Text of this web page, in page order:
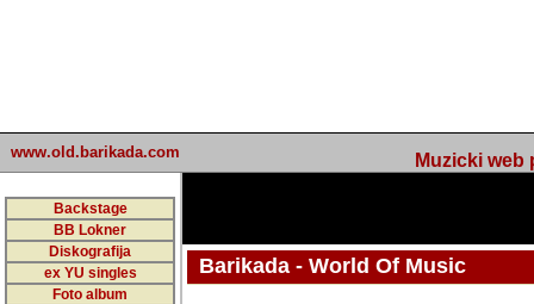
www.old.barikada.com Muzicki web
Backstage
BB Lokner
Diskografija
ex YU singles
Foto album
Barikada - World Of Music